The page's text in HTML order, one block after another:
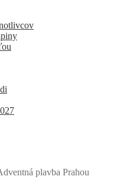
plavba Prahou